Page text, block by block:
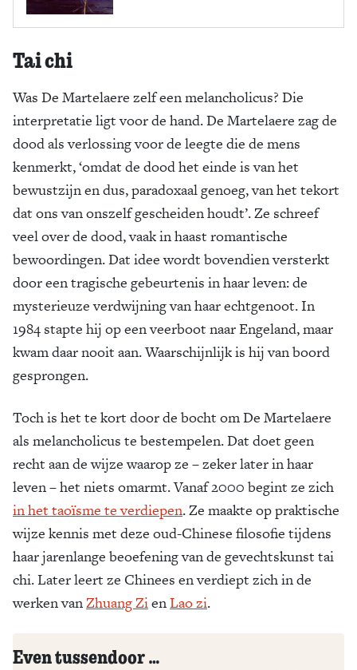
Tai chi
Was De Martelaere zelf een melancholicus? Die
interpretatie ligt voor de hand. De Martelaere zag de
dood als verlossing voor de leegte die de mens
kenmerkt, ‘omdat de dood het einde is van het
bewustzijn en dus, paradoxaal genoeg, van het tekort
dat ons van onszelf gescheiden houdt’. Ze schreef
veel over de dood, vaak in haast romantische
bewoordingen. Dat idee wordt bovendien versterkt
door een tragische gebeurtenis in haar leven: de
mysterieuze verdwijning van haar echtgenoot. In
1984 stapte hij op een veerboot naar Engeland, maar
kwam daar nooit aan. Waarschijnlijk is hij van boord
gesprongen.
Toch is het te kort door de bocht om De Martelaere
als melancholicus te bestempelen. Dat doet geen
recht aan de wijze waarop ze – zeker later in haar
leven – het niets omarmt. Vanaf 2000 begint ze zich
in het taoïsme te verdiepen. Ze maakte op praktische
wijze kennis met deze oud-Chinese filosofie tijdens
haar jarenlange beoefening van de gevechtskunst tai
chi. Later leert ze Chinees en verdiept zich in de
werken vanZhuang ZienLao zi.
Even tussendoor …